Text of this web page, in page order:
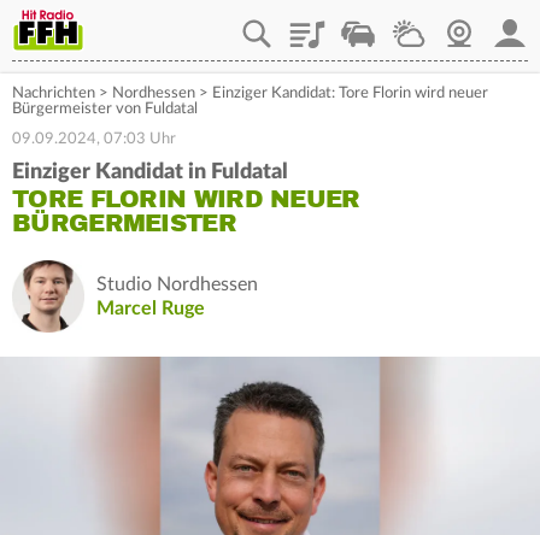
PlaylistStaupilotWetterWebcam
Nachrichten > Nordhessen > Einziger Kandidat: Tore Florin wird neuer
Bürgermeister von Fuldatal
09.09.2024, 07:03 Uhr
Einziger Kandidat in Fuldatal
TORE FLORIN WIRD NEUER
BÜRGERMEISTER
Studio Nordhessen
Marcel Ruge